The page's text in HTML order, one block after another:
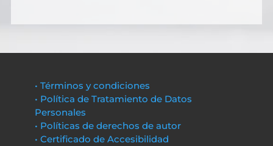
• Términos y condiciones
• Política de Tratamiento de Datos
Personales
• Políticas de derechos de autor
• Certificado de Accesibilidad